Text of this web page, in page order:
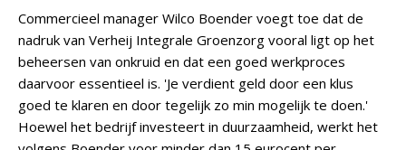
Commercieel manager Wilco Boender voegt toe dat de
nadruk van Verheij Integrale Groenzorg vooral ligt op het
beheersen van onkruid en dat een goed werkproces
daarvoor essentieel is. 'Je verdient geld door een klus
goed te klaren en door tegelijk zo min mogelijk te doen.'
Hoewel het bedrijf investeert in duurzaamheid, werkt het